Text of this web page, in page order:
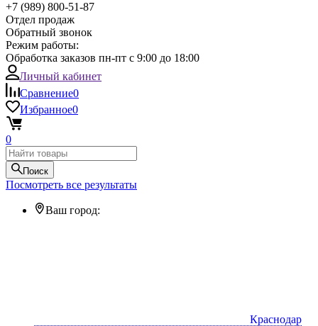
+7 (989) 800-51-87
Отдел продаж
Обратный звонок
Режим работы:
Обработка заказов пн-пт с 9:00 до 18:00
Личный кабинет
Сравнение0
Избранное0
0
Поиск
Посмотреть все результаты
Ваш город:
Краснодар